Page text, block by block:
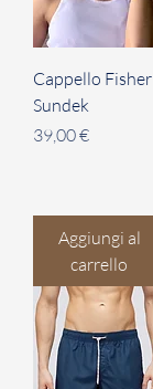
Cappello Fisher
Sundek
Prezzo
39,00 €
Aggiungi al
carrello